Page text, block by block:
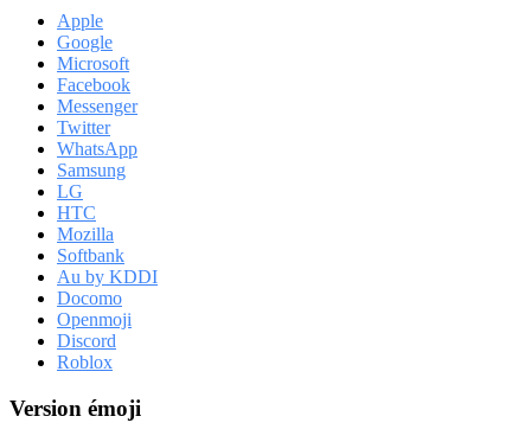
Apple
Google
Microsoft
Facebook
Messenger
Twitter
WhatsApp
Samsung
LG
HTC
Mozilla
Softbank
Au by KDDI
Docomo
Openmoji
Discord
Roblox
Version émoji